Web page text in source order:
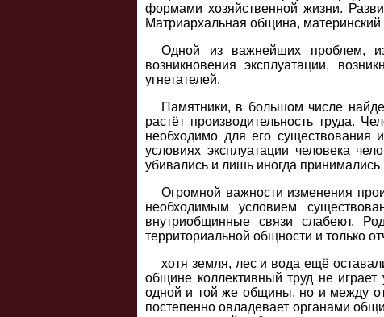
формами хозяйственной жизни.
Матриархальная община,
Одной из важнейших проблем,
возникновения эксплуатации,
угнетателей.
Памятники, в большом числе
растёт производительность труда.
необходимо для его существования
условиях эксплуатации человека
убивались и лишь иногда
Огромной важности изменения
необходимым условием
внутриобщинные связи слабеют.
территориальной общности и только
хотя земля, лес и вода ещё
общине коллективный труд не
одной и той же общины, но и между
постепенно овладевает органами